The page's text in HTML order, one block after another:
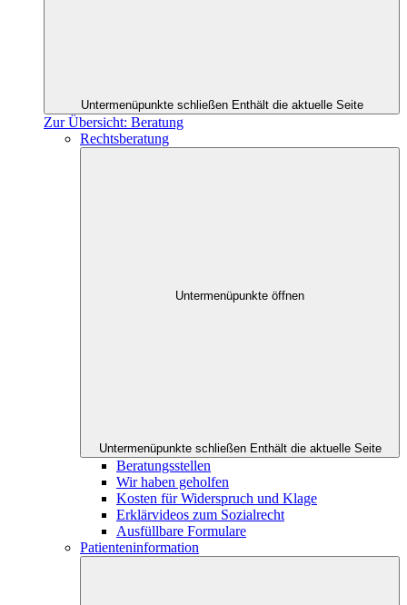
Untermenüpunkte schließen Enthält die aktuelle Seite
Zur Übersicht: Beratung
Rechtsberatung
Untermenüpunkte öffnen
Untermenüpunkte schließen Enthält die aktuelle Seite
Beratungsstellen
Wir haben geholfen
Kosten für Widerspruch und Klage
Erklärvideos zum Sozialrecht
Ausfüllbare Formulare
Patienteninformation